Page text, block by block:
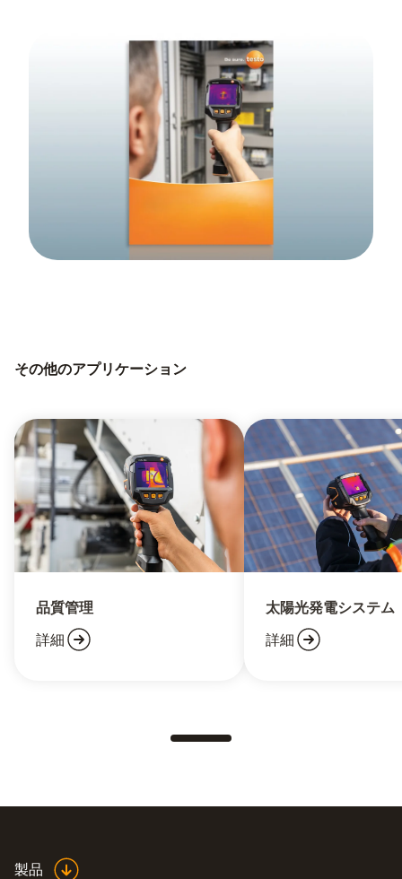
その他のアプリケーション
品質管理
詳細
太陽光発電システム
詳細
製品